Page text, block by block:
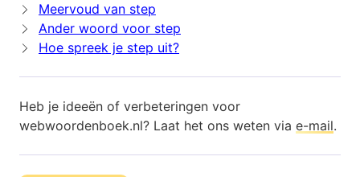
Meervoud van step
Ander woord voor step
Hoe spreek je step uit?
Heb je ideeën of verbeteringen voor
webwoordenboek.nl? Laat het ons weten via e-mail.